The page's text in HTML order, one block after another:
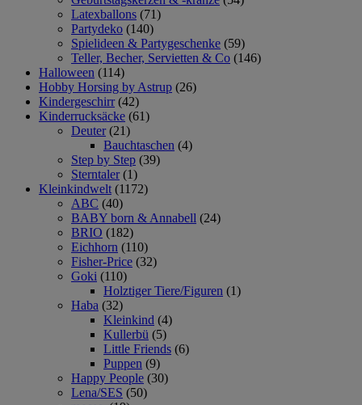
Latexballons (71)
Partydeko (140)
Spielideen & Partygeschenke (59)
Teller, Becher, Servietten & Co (146)
Halloween (114)
Hobby Horsing by Astrup (26)
Kindergeschirr (42)
Kinderrucksäcke (61)
Deuter (21)
Bauchtaschen (4)
Step by Step (39)
Sterntaler (1)
Kleinkindwelt (1172)
ABC (40)
BABY born & Annabell (24)
BRIO (182)
Eichhorn (110)
Fisher-Price (32)
Goki (110)
Holztiger Tiere/Figuren (1)
Haba (32)
Kleinkind (4)
Kullerbü (5)
Little Friends (6)
Puppen (9)
Happy People (30)
Lena/SES (50)